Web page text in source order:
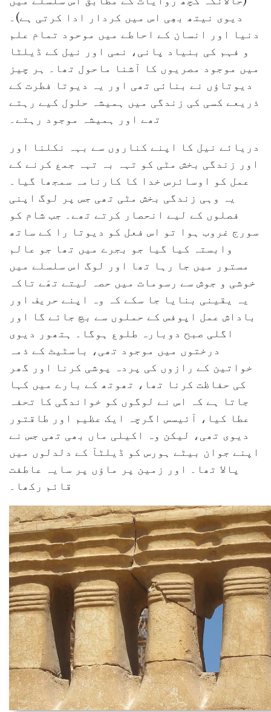
دیوی نیتھ بھِی اس میں کردار ادا کرتی ہے)۔
دنیا اور انسان کے احاطے میں موحود تمام علم
و فہم کی بنیاد پانی، نمی اور نیل کے ڈیلٹا
میں موجود مصریوں کا آشنا ماحول تھا۔ ہر چیز
دیوتاؤں نے بنائی تھی اور یہ دیوتا فطرت کے
ذریعے کسی کی زندگی میں ہمیشہ حلول کیے رہتے
تھے اور ہمیشہ موجود رہتے۔
دریائے نیل کا اپنے کناروں سے بہہ نکلنا اور
اور زندگی بخش مٹی کو تہہ بہ تہہ جمع کرنے کے
عمل کو اوسائرس خدا کا کارنامہ سمجھا گیا۔
یہ وہی زندگی بخش مٹی تھی جس پر لوگ اپنی
فصلوں کے لیے انحصار کرتے تھے۔ جب شام کو
سورج غروب ہوا تو اس فعل کو دیوتا را کے ساتھ
وابستہ کیا گیا جو بجرے میں تھا جو عالم
مستور میں جا رہا تھا اور لوگ اس سلسلے میں
خوشی و جوش سے رسومات میں حصہ لیتے تھَے تاکہ
یہ یقینی بنایا جا سکے کہ وہ اپنے حریف اور
باداش عمل اپوفس کے حملوں سے بچ جائے گا اور
اگلی صبح دوبارہ طلوع ہوگا۔ ہتھور دیوی
درختوں میں موجود تھی، باسٹیٹ کے ذمہ
خواتین کے رازوں کی پردہ پوشی کرنا اور گھر
کی حفاظت کرنا تھا، تھوتھ کے بارے میں کہا
جاتا ہے کہ اس نے لوگوں کو خواندگی کا تحفہ
عطا کیا، آئیسس اگرچہ ایک عظیم اور طاقتور
دیوی تھی، لیکن وہ اکیلی ماں بھی تھی جس نے
اپنے جوان بیٹے ہورس کو ڈیلٹآ کے دلدلوں میں
پالا تھا۔ اور زمین پر ماؤں پر سایہ عاطفت
قائم رکھا۔